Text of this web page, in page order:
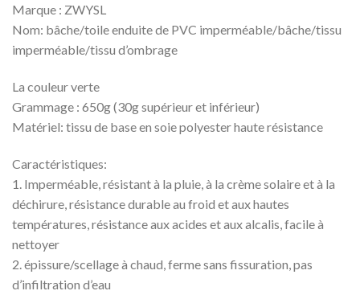
Marque : ZWYSL
Nom: bâche/toile enduite de PVC imperméable/bâche/tissu
imperméable/tissu d’ombrage
La couleur verte
Grammage : 650g (30g supérieur et inférieur)
Matériel: tissu de base en soie polyester haute résistance
Caractéristiques:
1. Imperméable, résistant à la pluie, à la crème solaire et à la
déchirure, résistance durable au froid et aux hautes
températures, résistance aux acides et aux alcalis, facile à
nettoyer
2. épissure/scellage à chaud, ferme sans fissuration, pas
d’infiltration d’eau